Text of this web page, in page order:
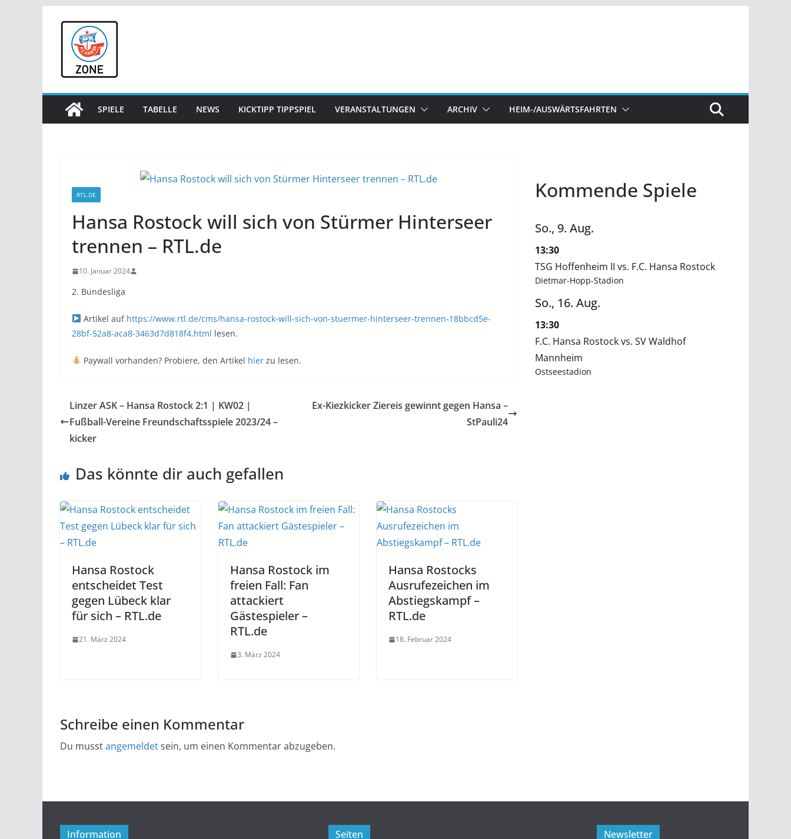
springen
SPIELE TABELLE NEWS KICKTIPP TIPPSPIEL VERANSTALTUNGEN ARCHIV HEIM-/AUSWÄRTSFAHRTEN
RTL.DE
Hansa Rostock will sich von Stürmer Hinterseer
trennen – RTL.de
10. Januar 2024
2. Bundesliga
Artikel auf https://www.rtl.de/cms/hansa-rostock-will-sich-von-stuermer-hinterseer-trennen-18bbcd5e-
28bf-52a8-aca8-3463d7d818f4.html lesen.
Paywall vorhanden? Probiere, den Artikel hierzu lesen.
Linzer ASK – Hansa Rostock 2:1 | KW02 |
Fußball-Vereine Freundschaftsspiele 2023/24 –
kicker
Ex-Kiezkicker Ziereis gewinnt gegen Hansa –
StPauli24
Das könnte dir auch gefallen
Hansa Rostock
entscheidet Test
gegen Lübeck klar
für sich – RTL.de
21. März 2024
Hansa Rostock im
freien Fall: Fan
attackiert
Gästespieler –
RTL.de
3. März 2024
Hansa Rostocks
Ausrufezeichen im
Abstiegskampf –
RTL.de
18. Februar 2024
Schreibe einen Kommentar
Du musstangemeldetsein, um einen Kommentar abzugeben.
Kommende Spiele
So., 9. Aug.
13:30
TSG Hoffenheim II vs. F.C. Hansa Rostock
Dietmar-Hopp-Stadion
So., 16. Aug.
13:30
F.C. Hansa Rostock vs. SV Waldhof
Mannheim
Ostseestadion
Information Seiten Newsletter